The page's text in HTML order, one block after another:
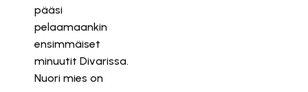
pääsi
pelaamaankin
ensimmäiset
minuutit Divarissa.
Nuori mies on